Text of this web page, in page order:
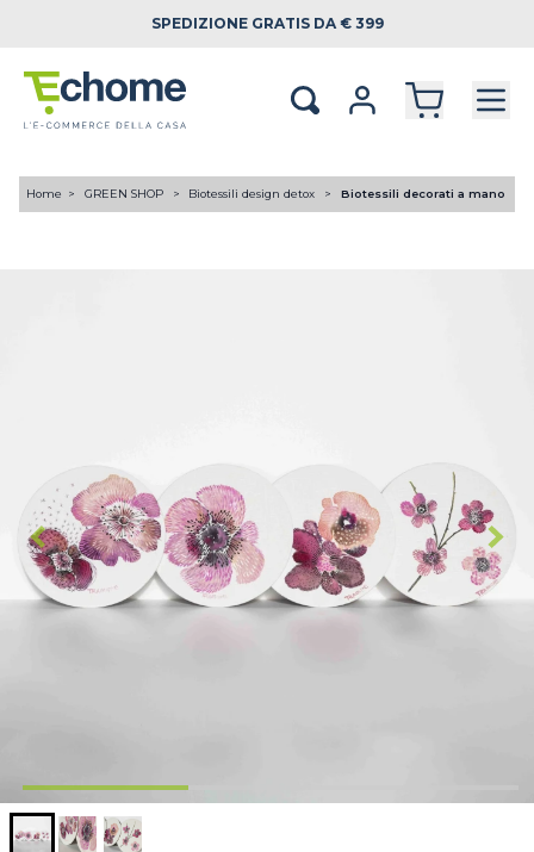
SPEDIZIONE GRATIS DA € 399
Home GREEN SHOP Biotessili design detox Biotessili decorati a mano